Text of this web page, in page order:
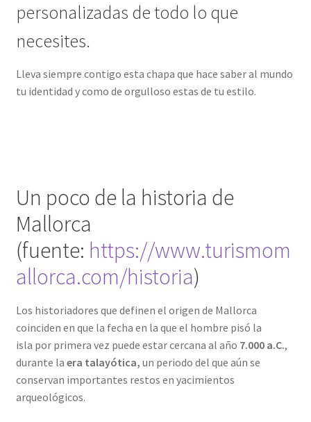
personalizadas de todo lo que
necesites.
Lleva siempre contigo esta chapa que hace saber al mundo
tu identidad y como de orgulloso estas de tu estilo.
Un poco de la historia de
Mallorca
(fuente: https://www.turismom
allorca.com/historia)
Los historiadores que definen el origen de Mallorca
coinciden en que la fecha en la que el hombre pisó la
isla por primera vez puede estar cercana al año 7.000 a.C.,
durante la era talayótica, un periodo del que aún se
conservan importantes restos en yacimientos
arqueológicos.